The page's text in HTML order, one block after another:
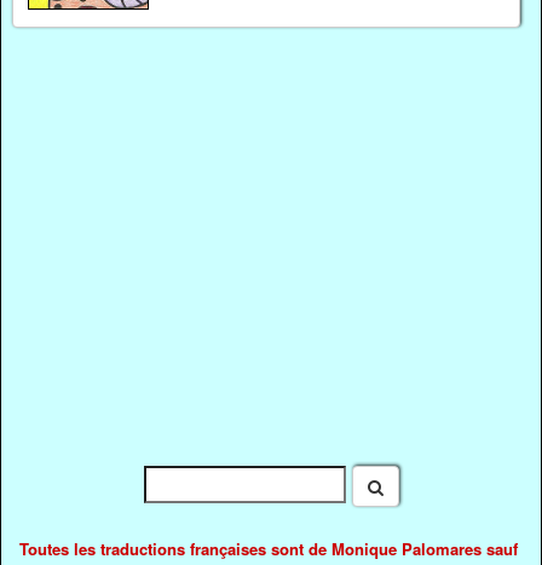
Toutes les traductions françaises sont de Monique Palomares sauf